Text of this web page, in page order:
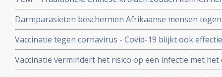
Corona virus, zeggen Chinese onderzoekers
Darmparasieten beschermen Afrikaanse mensen
hun immuunsysteem reageert anders dan
Vaccinatie tegen cornavirus - Covid-19 blijkt ook
immuunziektes en mensen die
Vaccinatie vermindert het risico op een infectie met
immuniteit van een eerdere infectie beschermt echter